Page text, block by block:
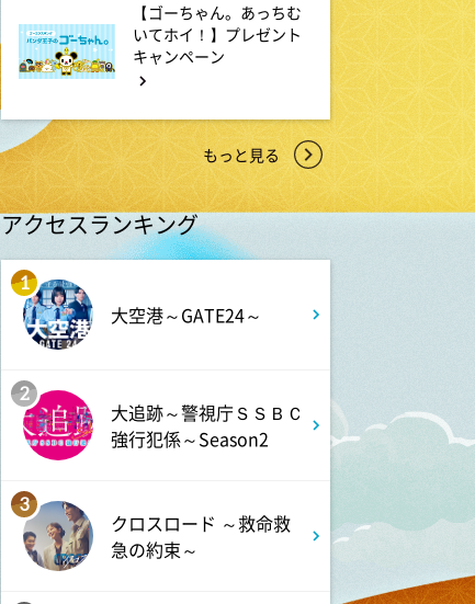
午後 4:48
スーパーJチャンネル 井澤健
太朗と森山みなみが<ニュース
よる 6:50
ザワつく!路線バスで寄り道の
旅 【“東京&横浜"2大都市の地
下街グルメを巡る!】
よる 8:00
マツコ&有吉 かりそめ天国
プレゼンツアー
よる
よる 9:00
【ゴーちゃん。あっちむ
いてホイ！】プレゼント
キャンペーン
もっと見る
アクセスランキング
1
大空港～GATE24～
2
大追跡～警視庁ＳＳＢＣ
強行犯係～Season2
3
クロスロード ～救命救
急の約束～